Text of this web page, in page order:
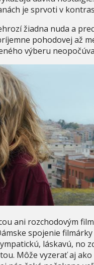
je sprvoti v
žiadna nuda a
pohodovej až
výberu
ani rozchodovým
spojenie
láskavú, no
Môže vyzerať aj